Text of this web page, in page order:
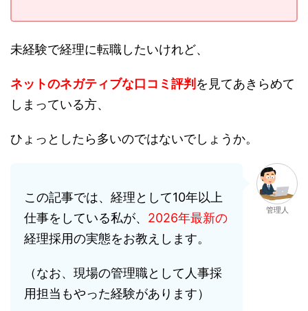
未経験で経理に転職したいけれど、
ネットのネガティブな口コミ評判 を見てあきらめて
しまっている方、
ひょっとしたら多いのではないでしょうか。
この記事では、経理として10年以上
仕事をしている私が、 2026年最新の
経理採用の実態をお教えします。
（なお、現場の管理職として人事採
用担当もやった経験があります）
管理人